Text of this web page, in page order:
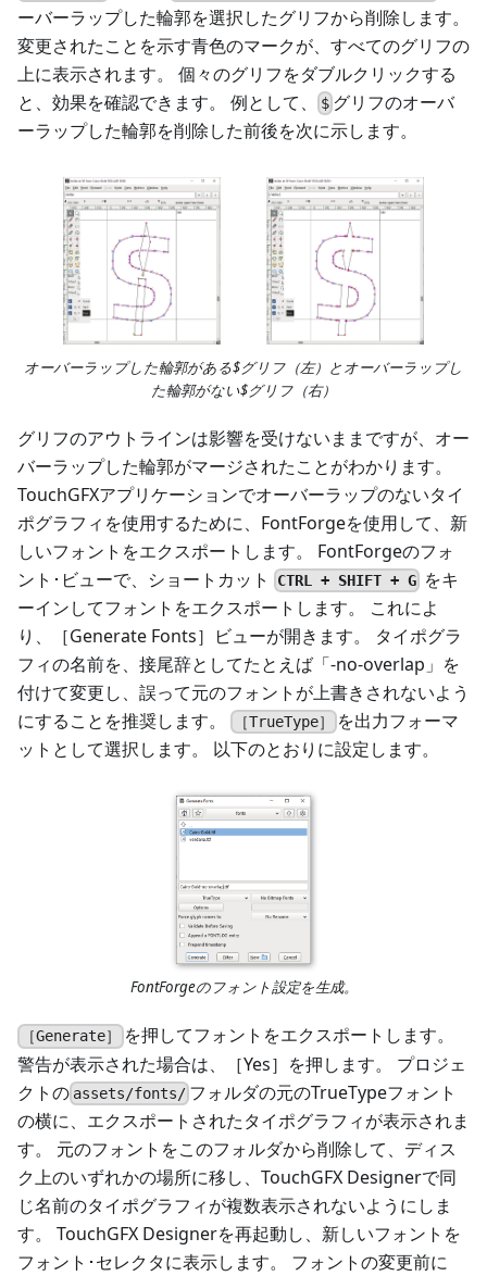
ーバーラップした輪郭を選択したグリフから削除します。
変更されたことを示す青色のマークが、すべてのグリフの
上に表示されます。 個々のグリフをダブルクリックする
と、効果を確認できます。 例として、
$ グリフのオーバ
ーラップした輪郭を削除した前後を次に示します。
オーバーラップした輪郭がある$グリフ（左）とオーバーラップし
た輪郭がない$グリフ（右）
グリフのアウトラインは影響を受けないままですが、オー
バーラップした輪郭がマージされたことがわかります。
TouchGFXアプリケーションでオーバーラップのないタイ
ポグラフィを使用するために、FontForgeを使用して、新
しいフォントをエクスポートします。 FontForgeのフォ
ント･ビューで、ショートカット
CTRL + SHIFT + G をキ
ーインしてフォントをエクスポートします。 これによ
り、［Generate Fonts］ビューが開きます。 タイポグラ
フィの名前を、接尾辞としてたとえば「-no-overlap」を
付けて変更し、誤って元のフォントが上書きされないよう
にすることを推奨します。
［TrueType］
を出力フォーマ
ットとして選択します。 以下のとおりに設定します。
FontForgeのフォント設定を生成。
［Generate］
を押してフォントをエクスポートします。
警告が表示された場合は、［Yes］を押します。 プロジェ
クトの assets/fonts/ フォルダの元のTrueTypeフォント
の横に、エクスポートされたタイポグラフィが表示されま
す。 元のフォントをこのフォルダから削除して、ディス
ク上のいずれかの場所に移し、TouchGFX Designerで同
じ名前のタイポグラフィが複数表示されないようにしま
す。 TouchGFX Designerを再起動し、新しいフォントを
フォント･セレクタに表示します。 フォントの変更前に